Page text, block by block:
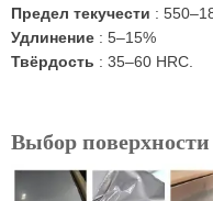
Предел текучести :
Удлинение : 5–15%
Твёрдость : 35–60 HRC.
Выбор поверхности